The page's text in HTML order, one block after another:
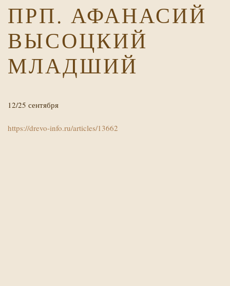
ПРП. АФАНАСИЙ
ВЫСОЦКИЙ
МЛАДШИЙ
12/25 сентября
https://drevo-info.ru/articles/13662